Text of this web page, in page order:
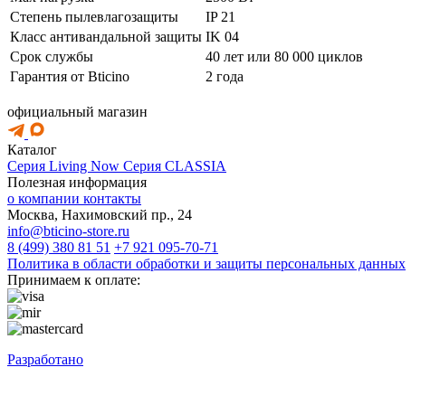
Степень пылевлагозащиты
IP 21
Класс антивандальной защиты IK 04
Срок службы
40 лет или 80 000 циклов
Гарантия от Bticino
2 года
официальный магазин
Каталог
Серия Living Now Серия CLASSIA
Полезная информация
о компании контакты
Москва, Нахимовский пр., 24
info@bticino-store.ru
8 (499) 380 81 51 +7 921 095-70-71
Политика в области обработки и защиты персональных данных
Принимаем к оплате:
Разработано